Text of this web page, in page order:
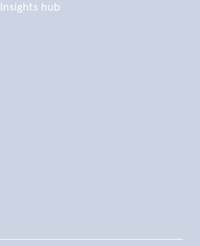
Insights hub